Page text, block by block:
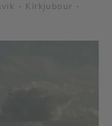
- Kirkjubour -